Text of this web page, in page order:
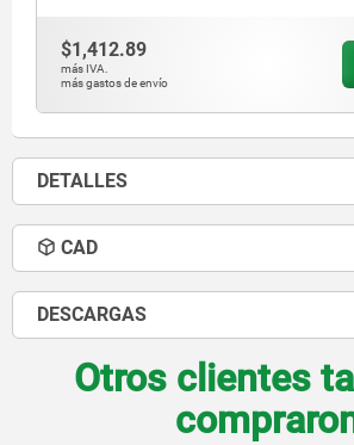
$1,412.89
más IVA.
más gastos de envío
DETALLES
CAD
DESCARGAS
Otros clientes